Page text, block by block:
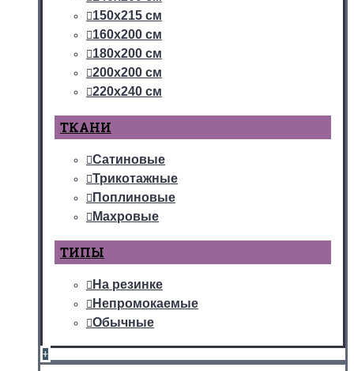
150х215 см
160х200 см
180х200 см
200х200 см
220х240 см
ТКАНИ
Сатиновые
Трикотажные
Поплиновые
Махровые
ТИПЫ
На резинке
Непромокаемые
Обычные
+